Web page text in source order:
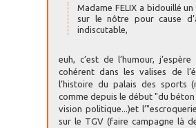
Madame FELIX a bidouillé
sur le nôtre pour cause
indiscutable,
euh, c’est de l’humour,
cohérent dans les valises de
l’histoire du palais des sports
comme depuis le début "du
vision politique...)et
sur le TGV (faire campagne là